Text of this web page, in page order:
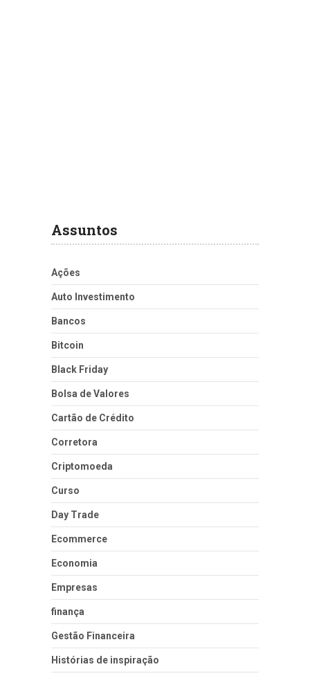
Assuntos
Ações
Auto Investimento
Bancos
Bitcoin
Black Friday
Bolsa de Valores
Cartão de Crédito
Corretora
Criptomoeda
Curso
Day Trade
Ecommerce
Economia
Empresas
finança
Gestão Financeira
Histórias de inspiração